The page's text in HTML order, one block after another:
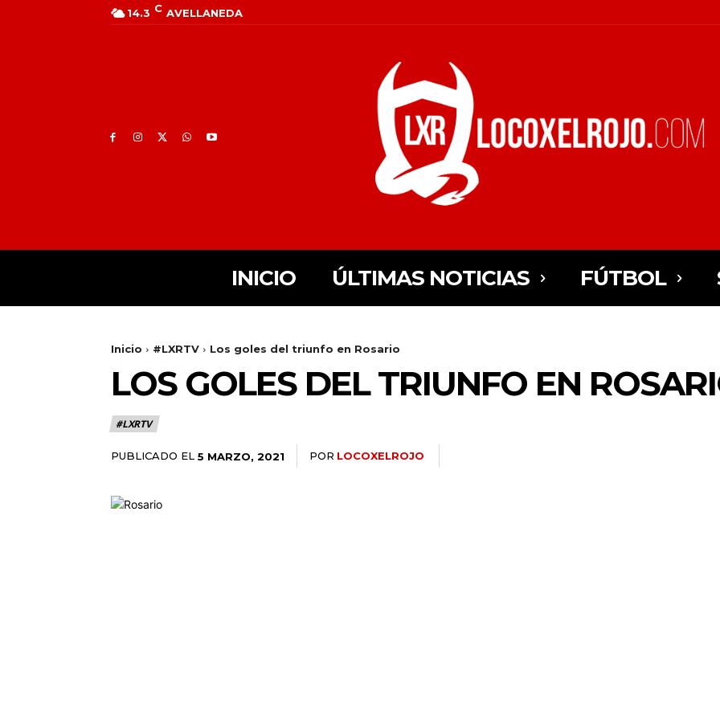
14.3 C AVELLANEDA
INICIO ÚLTIMAS NOTICIAS FÚTBOL
Inicio #LXRTV Los goles del triunfo en Rosario
LOS GOLES DEL TRIUNFO EN
#LXRTV
PUBLICADO EL 5 MARZO, 2021 POR LOCOXELROJO